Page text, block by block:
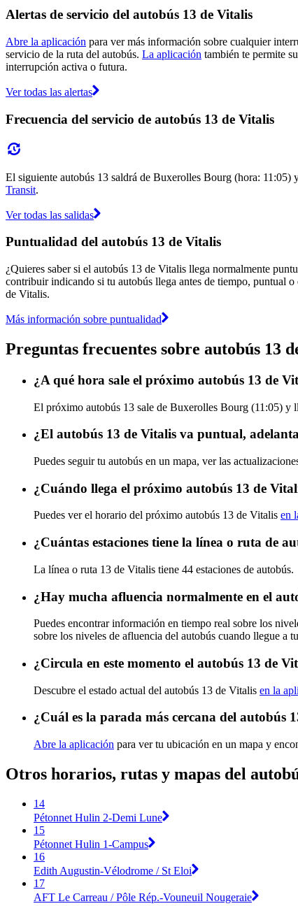
Alertas de servicio del autobús 13 de Vitalis
Abre la aplicación para ver más información sobre cualquier
servicio de la ruta del autobús. La aplicación también te permite
interrupción activa o futura.
Ver todas las alertas
Frecuencia del servicio de autobús 13 de Vitalis
El siguiente autobús 13 saldrá de Buxerolles Bourg (hora: 11:05)
Transit.
Ver todas las salidas
Puntualidad del autobús 13 de Vitalis
¿Quieres saber si el autobús 13 de Vitalis llega normalmente
contribuir indicando si tu autobús llega antes de tiempo, puntual o
de Vitalis.
Más información sobre puntualidad
Preguntas frecuentes sobre autobús 13
¿A qué hora sale el próximo autobús 13 de
El próximo autobús 13 sale de Buxerolles Bourg (11:05) y
¿El autobús 13 de Vitalis va puntual,
Puedes seguir tu autobús en un mapa, ver las
¿Cuándo llega el próximo autobús 13 de
Puedes ver el horario del próximo autobús 13 de Vitalis en
¿Cuántas estaciones tiene la línea o ruta de
La línea o ruta 13 de Vitalis tiene 44 estaciones de autobús.
¿Hay mucha afluencia normalmente en el
Puedes encontrar información en tiempo real sobre los
sobre los niveles de afluencia del autobús cuando llegue a
¿Circula en este momento el autobús 13 de
Descubre el estado actual del autobús 13 de Vitalis en la
¿Cuál es la parada más cercana del autobús
Abre la aplicación para ver tu ubicación en un mapa y
Otros horarios, rutas y mapas del
14
Pétonnet Hulin 2-Demi Lune
15
Pétonnet Hulin 1-Campus
16
Edith Augustin-Vélodrome / St Eloi
17
AFT Le Carreau / Pôle Rép.-Vouneuil Nougeraie